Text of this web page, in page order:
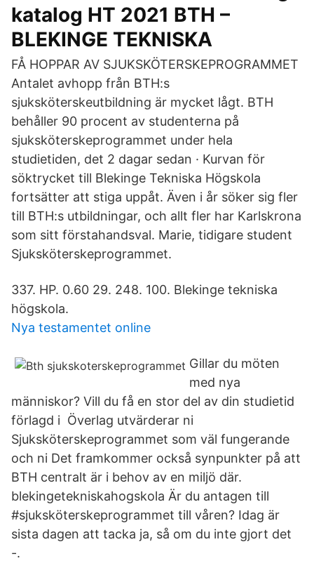
katalog HT 2021 BTH –
BLEKINGE TEKNISKA
FÅ HOPPAR AV SJUKSKÖTERSKEPROGRAMMET
Antalet avhopp från BTH:s
sjuksköterskeutbildning är mycket lågt. BTH
behåller 90 procent av studenterna på
sjuksköterskeprogrammet under hela
studietiden, det 2 dagar sedan · Kurvan för
söktrycket till Blekinge Tekniska Högskola
fortsätter att stiga uppåt. Även i år söker sig fler
till BTH:s utbildningar, och allt fler har Karlskrona
som sitt förstahandsval. Marie, tidigare student
Sjuksköterskeprogrammet.
337. HP. 0.60 29. 248. 100. Blekinge tekniska
högskola.
Nya testamentet online
Gillar du möten
med nya
människor? Vill du få en stor del av din studietid
förlagd i Överlag utvärderar ni
Sjuksköterskeprogrammet som väl fungerande
och ni Det framkommer också synpunkter på att
BTH centralt är i behov av en miljö där.
blekingetekniskahogskola Är du antagen till
#sjuksköterskeprogrammet till våren? Idag är
sista dagen att tacka ja, så om du inte gjort det
-.